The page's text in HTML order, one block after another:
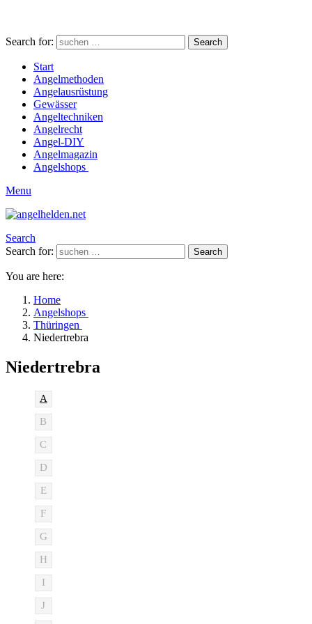
Search for: Search
Start
Angelmethoden
Angelausrüstung
Gewässer
Angeltechniken
Angelrecht
Angel-DIY
Angelmagazin
Angelshops
Menu
Search
Search for:
Search
You are here:
Home
Angelshops
Thüringen
Niedertrebra
Niedertrebra
A
B
C
D
E
F
G
H
I
J